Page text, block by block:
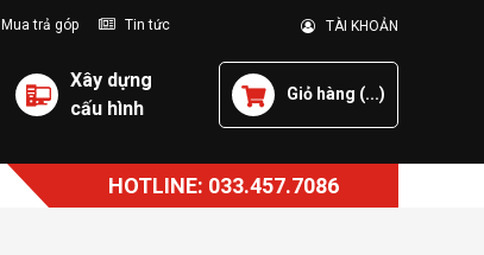
Mua trả góp Tin tức TÀI KHOẢN
Xây dựng
cấu hình
Giỏ hàng (...)
HOTLINE: 033.457.7086